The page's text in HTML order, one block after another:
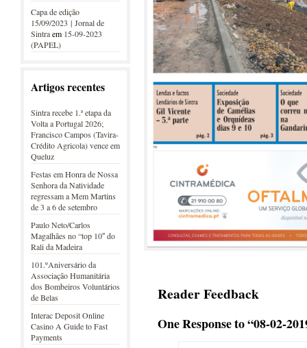
Capa de edição
15/09/2023 | Jornal de
Sintraem 15-09-2023
(PAPEL)
Artigos recentes
Sintra recebe 1.ª etapa da
Volta a Portugal 2026;
Francisco Campos (Tavira-
Crédito Agricola) vence em
Queluz
Festas em Honra de Nossa
Senhora da Natividade
regressam a Mem Martins
de 3 a 6 de setembro
Paulo Neto/Carlos
Magalhães no “top 10″ do
Rali da Madeira
101.ºAniversário da
Associação Humanitária
dos Bombeiros Voluntários
de Belas
Interac Deposit Online
Casino A Guide to Fast
Payments
Reader Feedback
One Response to “08-02-